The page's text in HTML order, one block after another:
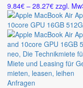
werden
Varianten
auf.
Die
Optionen
können
auf
der
Produktseite
9.84€ – 28.27€
9.84€
bis
28.27€
zzgl.
Anfragen